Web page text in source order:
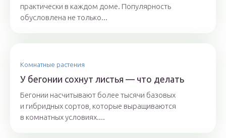
практически в каждом доме. Популярность
обусловлена не только...
Комнатные растения
У бегонии сохнут листья — что делать
Бегонии насчитывают более тысячи базовых
и гибридных сортов, которые выращиваются
в комнатных условиях....